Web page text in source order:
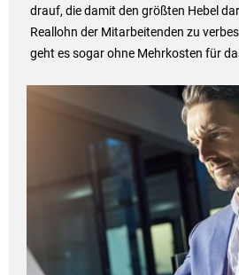
drauf, die damit den größten Hebel
Reallohn der Mitarbeitenden zu
geht es sogar ohne Mehrkosten für